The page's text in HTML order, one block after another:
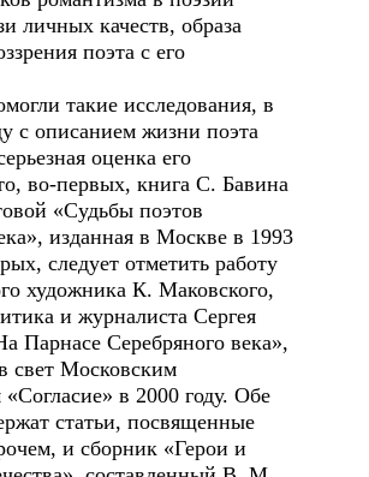
личных качеств, образа
поэта с его
такие исследования, в
с описанием жизни поэта
оценка его
во-первых, книга С. Бавина
«Судьбы поэтов
изданная в Москве в 1993
следует отметить работу
художника К. Маковского,
и журналиста Сергея
Парнасе Серебряного века»,
Московским
«Согласие» в 2000 году. Обе
статьи, посвященные
и сборник «Герои и